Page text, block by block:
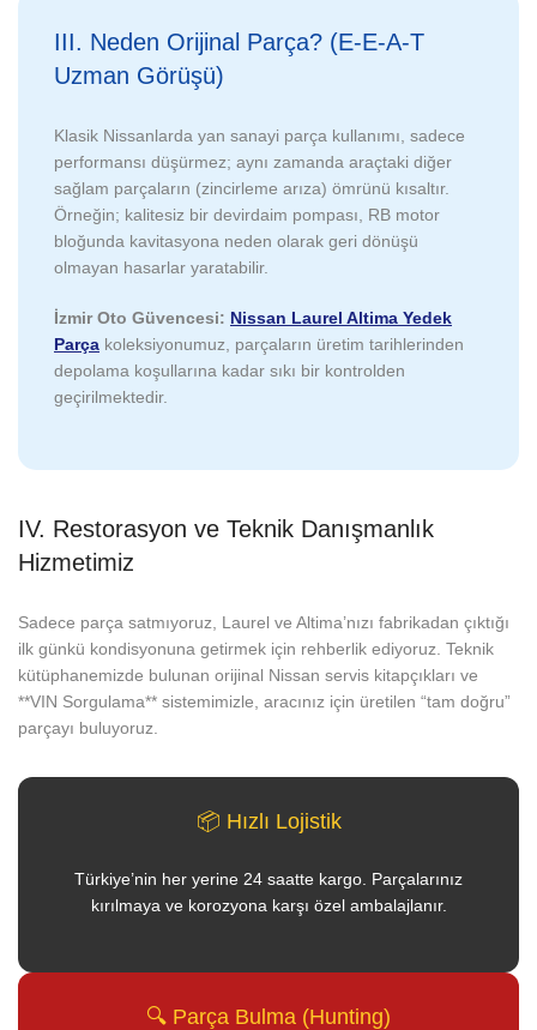
III. Neden Orijinal Parça? (E-E-A-T
Uzman Görüşü)
Klasik Nissanlarda yan sanayi parça kullanımı, sadece
performansı düşürmez; aynı zamanda araçtaki diğer
sağlam parçaların (zincirleme arıza) ömrünü kısaltır.
Örneğin; kalitesiz bir devirdaim pompası, RB motor
bloğunda kavitasyona neden olarak geri dönüşü
olmayan hasarlar yaratabilir.
İzmir Oto Güvencesi: Nissan Laurel Altima Yedek
Parça koleksiyonumuz, parçaların üretim tarihlerinden
depolama koşullarına kadar sıkı bir kontrolden
geçirilmektedir.
IV. Restorasyon ve Teknik Danışmanlık
Hizmetimiz
Sadece parça satmıyoruz, Laurel ve Altima’nızı fabrikadan çıktığı
ilk günkü kondisyonuna getirmek için rehberlik ediyoruz. Teknik
kütüphanemizde bulunan orijinal Nissan servis kitapçıkları ve
**VIN Sorgulama** sistemimizle, aracınız için üretilen “tam doğru”
parçayı buluyoruz.
📦 Hızlı Lojistik
Türkiye’nin her yerine 24 saatte kargo. Parçalarınız
kırılmaya ve korozyona karşı özel ambalajlanır.
🔍 Parça Bulma (Hunting)